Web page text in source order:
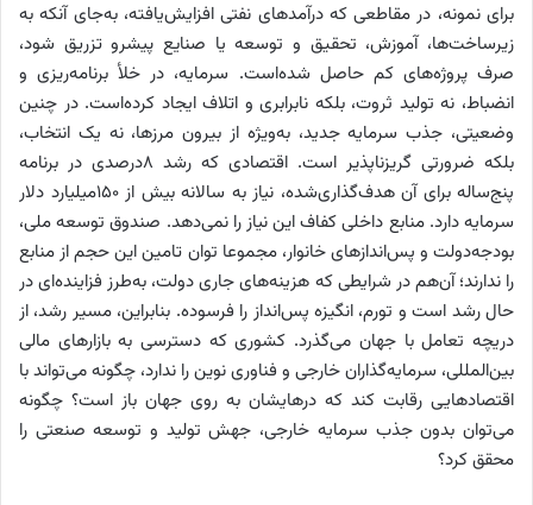
برای نمونه، در مقاطعی که درآمدهای نفتی افزایش‌یافته، به‌‌‌‌‌جای آنکه به
زیرساخت‌ها، آموزش، تحقیق و توسعه یا صنایع پیشرو تزریق شود،
صرف پروژه‌های کم حاصل شده‌است. سرمایه، در خلأ برنامه‌‌‌‌‌ریزی و
انضباط، نه تولید ثروت، بلکه نابرابری و اتلاف ایجاد‌ کرده‌است. در چنین
وضعیتی، جذب سرمایه جدید، به‌ویژه از بیرون مرزها، نه یک انتخاب،
بلکه ضرورتی گریزناپذیر است. اقتصادی که رشد ۸‌درصدی در برنامه
پنج‌‌‌‌‌ساله برای آن هدف‌گذاری‌شده، نیاز به سالانه بیش از 150میلیارد دلار
سرمایه دارد. منابع داخلی کفاف این نیاز را نمی‌دهد. صندوق توسعه ملی،
بودجه‌دولت و پس‌‌‌‌‌اندازهای خانوار، مجموعا توان تامین این حجم از منابع
را ندارند؛ آن‌‌‌‌‌هم در شرایطی که هزینه‌های جاری دولت، به‌‌‌‌‌طرز فزاینده‌ای در
حال رشد است و تورم، انگیزه پس‌‌‌‌‌انداز را فرسوده. بنابراین، مسیر رشد، از
دریچه تعامل با جهان می‌گذرد. کشوری که دسترسی به بازارهای مالی
بین‌المللی، سرمایه‌گذاران خارجی و فناوری نوین را ندارد، چگونه می‌تواند با
اقتصادهایی رقابت کند که درهایشان به روی جهان باز است؟ چگونه
می‌توان بدون جذب سرمایه خارجی، جهش تولید و توسعه صنعتی را
محقق کرد؟